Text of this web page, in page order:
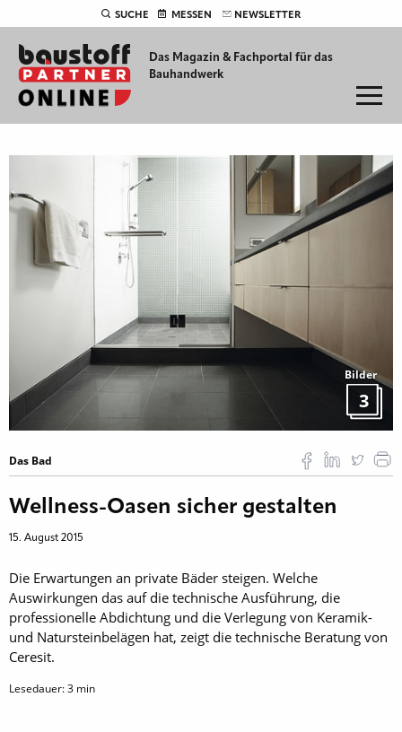
SUCHE MESSEN NEWSLETTER
Das Magazin & Fachportal für das
Bauhandwerk
Bilder
3
Das Bad
Wellness-Oasen sicher gestalten
15. August 2015
Die Erwartungen an private Bäder steigen. Welche
Auswirkungen das auf die technische Ausführung, die
professionelle Abdichtung und die Verlegung von Keramik-
und Natursteinbelägen hat, zeigt die technische Beratung von
Ceresit.
Lesedauer:3 min